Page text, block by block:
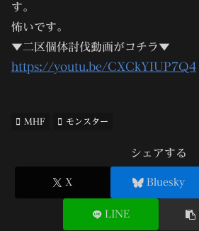
す。
怖いです。
▼二区個体討伐動画がコチラ▼
https://youtu.be/CXCkYIUP7Q4
MHF モンスター
シェアする
X Bluesky
LINE